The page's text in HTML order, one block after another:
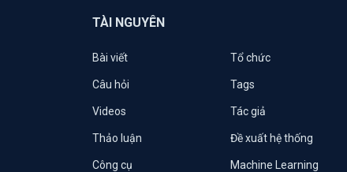
TÀI NGUYÊN
Bài viết Tổ chức
Câu hỏi Tags
Videos Tác giả
Thảo luận Đề xuất hệ thống
Công cụ Machine Learning